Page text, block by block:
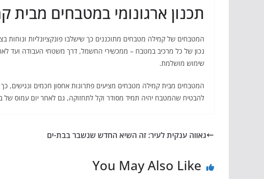
תכנון ארגונומי במטבחים מבית
המטבחים של קמילה מטבחים מתוכננים כך שישלבו פונקציונליות ונוחות
נכון של כל מרכיב במטבח – ממכשירי החשמל, דרך משטחי העבודה ועד
שימוש מושלמת.
המטבחים מבית קמילה מטבחים מציעים פתרונות אחסון חכמים ונגישים, כך
להבטיח שהמטבח יהיה תמיד מסודר וקל לתחזוקה, גם לאחר יום עמוס של
גאווה ענקית לעיר: זה השיא החדש שנשבר בבת-ים
You May Also Like